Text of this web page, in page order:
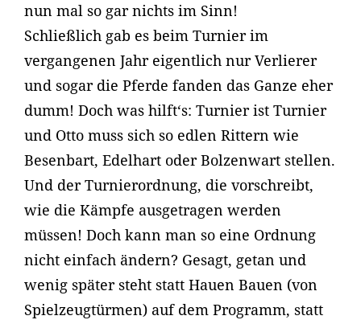
nun mal so gar nichts im Sinn!
Schließlich gab es beim Turnier im
vergangenen Jahr eigentlich nur Verlierer
und sogar die Pferde fanden das Ganze eher
dumm! Doch was hilft‘s: Turnier ist Turnier
und Otto muss sich so edlen Rittern wie
Besenbart, Edelhart oder Bolzenwart stellen.
Und der Turnierordnung, die vorschreibt,
wie die Kämpfe ausgetragen werden
müssen! Doch kann man so eine Ordnung
nicht einfach ändern? Gesagt, getan und
wenig später steht statt Hauen Bauen (von
Spielzeugtürmen) auf dem Programm, statt